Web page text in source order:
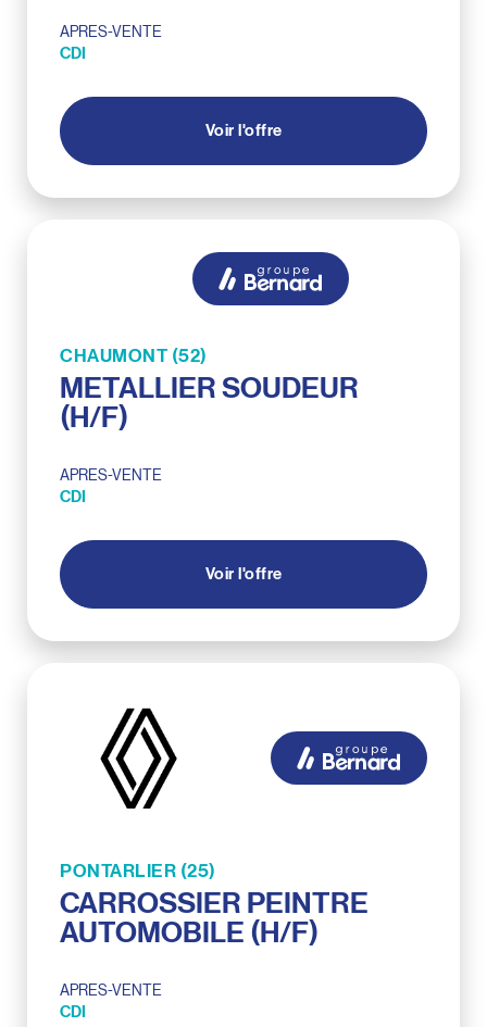
APRES-VENTE
CDI
Voir l'offre
CHAUMONT (52)
METALLIER SOUDEUR
(H/F)
APRES-VENTE
CDI
Voir l'offre
PONTARLIER (25)
CARROSSIER PEINTRE
AUTOMOBILE (H/F)
APRES-VENTE
CDI